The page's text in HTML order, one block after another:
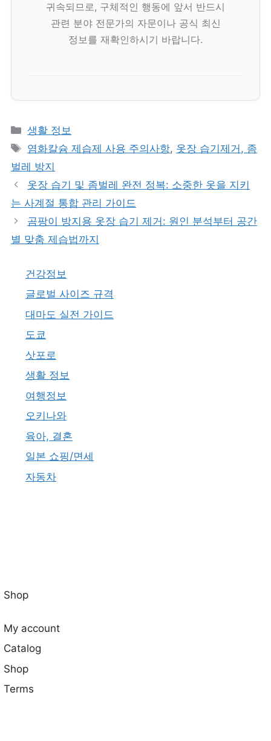
귀속되므로, 구체적인 행동에 앞서 반드시
관련 분야 전문가의 자문이나 공식 최신
정보를 재확인하시기 바랍니다.
카
테
고
리
생활 정보
태
그
염화칼슘 제습제 사용 주의사항, 옷장 습기제거, 좀
벌레 방지
옷장 습기 및 좀벌레 완전 정복: 소중한 옷을 지키
는 사계절 통합 관리 가이드
곰팡이 방지용 옷장 습기 제거: 원인 분석부터 공간
별 맞춤 제습법까지
건강정보
글로벌 사이즈 규격
대마도 실전 가이드
도쿄
삿포로
생활 정보
여행정보
오키나와
육아, 결혼
일본 쇼핑/면세
자동차
Shop
My account
Catalog
Shop
Terms